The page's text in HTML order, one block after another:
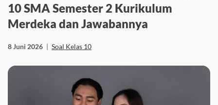
10 SMA Semester 2 Kurikulum
Merdeka dan Jawabannya
8 Juni 2026 | Soal Kelas 10